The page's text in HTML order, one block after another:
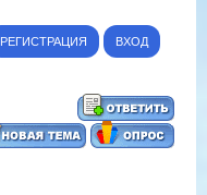
РЕГИСТРАЦИЯ ВХОД